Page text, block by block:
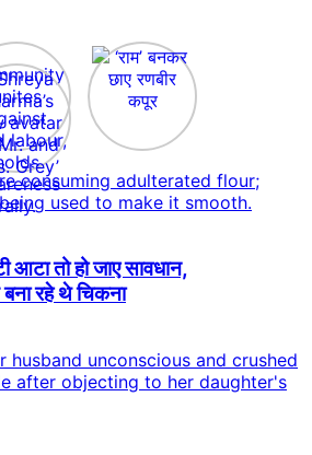
आटा तो हो जाए सावधान,
रहे थे चिकना